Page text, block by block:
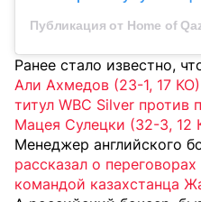
Ранее стало известно,
Али Ахмедов (23-1, 17
титул WBC Silver против
Мацея Сулецки (32-3, 12
Менеджер английского
рассказал о
командой казахстанца